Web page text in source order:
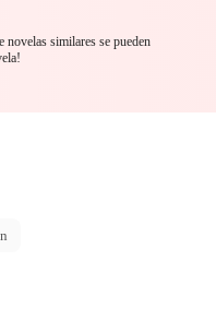
similares se pueden